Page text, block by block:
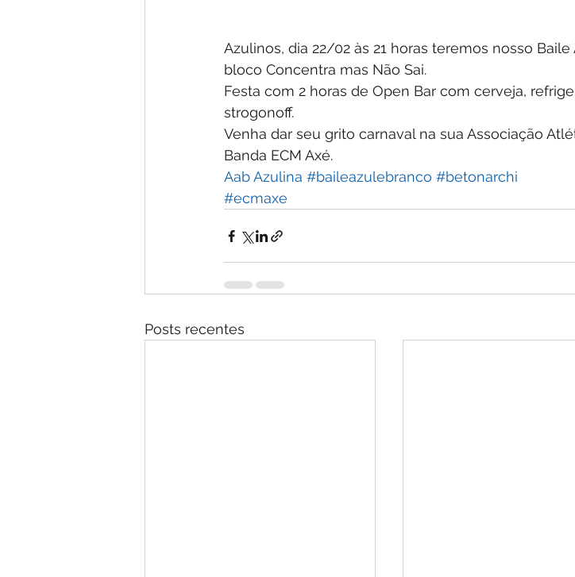
Azulinos, dia 22/02 às 21 horas teremos nosso
bloco Concentra mas Não Sai.
Festa com 2 horas de Open Bar com cerveja,
strogonoff.
Venha dar seu grito carnaval na sua Associação
Banda ECM Axé.
Aab Azulina #baileazulebranco #betonarchi
#ecmaxe
Posts recentes